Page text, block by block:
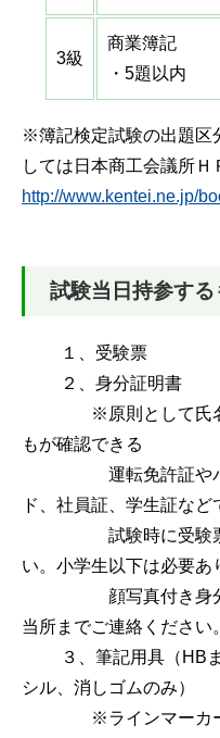
3級
商業簿記
・5題以内
※簿記検定試験の出題区
しては日本商工会議所Ｈ
http://www.kentei.ne.jp/
試験当日持参する
１、受験票
２、身分証明書
※原則として氏名や
もが確認できる
運転免許証やパス
ド、社員証、学生証など
試験時に受験票と
い。小学生以下は必要あ
顔写真付き身分証
当所までご連絡ください。
３、筆記用具（HBま
シル、消しゴムのみ）
※ラインマーカーや